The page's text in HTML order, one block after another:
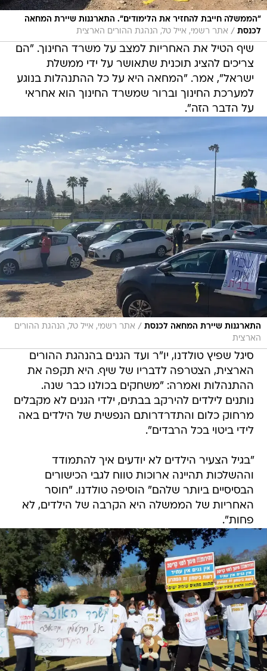
"הממשלה חייבת להחזיר את הלימודים". התארגנות שיירת המחאה
לכנסת / אתר רשמי, אייל טל, הנהגת ההורים הארצית
שיף הטיל את האחריות למצב על משרד החינוך. "הם
צריכים להציג תוכנית שתאושר על ידי ממשלת
ישראל", אמר. "המחאה היא על כל ההתנהלות בנוגע
למערכת החינוך וברור שמשרד החינוך הוא אחראי
על הדבר הזה".
התארגנות שיירת המחאה לכנסת / אתר רשמי, אייל טל, הנהגת ההורים
הארצית
סיגל שפיץ טולדנו, יו"ר ועד הגנים בהנהגת ההורים
הארצית, הצטרפה לדבריו של שיף. היא תקפה את
ההתנהלות ואמרה: "משחקים בכולנו כבר שנה.
נותנים לילדים להירקב בבתים, ילדי הגנים לא מקבלים
מרחוק כלום והתדרדרותם הנפשית של הילדים באה
לידי ביטוי בכל הרבדים".
"בגיל הצעיר הילדים לא יודעים איך להתמודד
וההשלכות תהיינה ארוכות טווח לגבי הכישורים
הבסיסיים ביותר שלהם" הוסיפה טולדנו. "חוסר
האחריות של הממשלה היא הקרבה של הילדים, לא
פחות".